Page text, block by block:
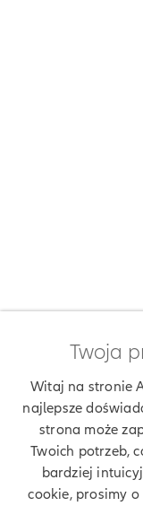
Twoja
Witaj na stronie
najlepsze
strona może
Twoich potrzeb,
bardziej
cookie, prosimy o